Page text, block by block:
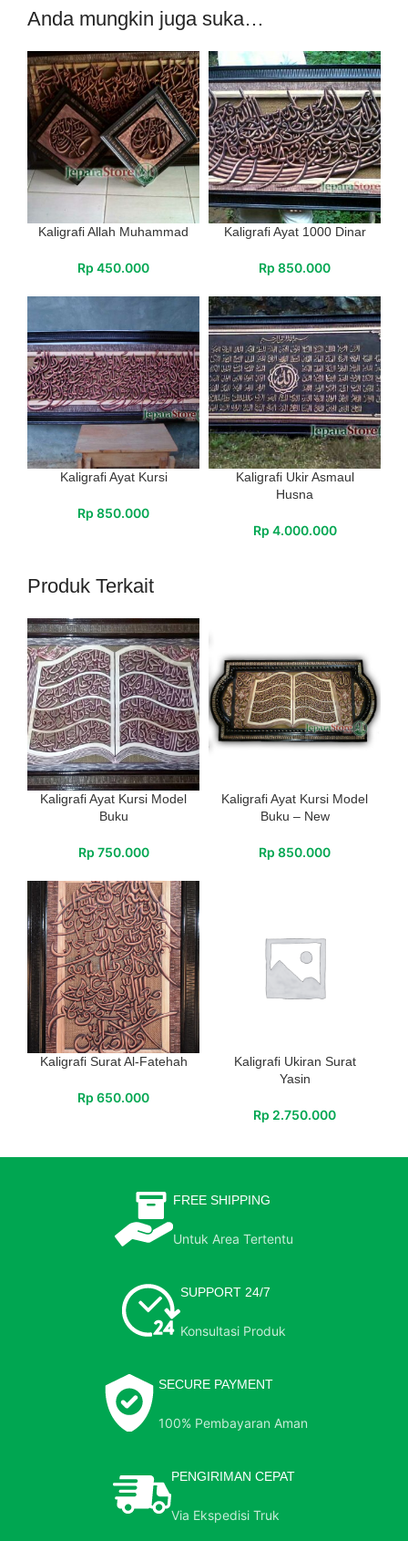
Anda mungkin juga suka…
Kaligrafi Allah Muhammad
Rp 450.000
Kaligrafi Ayat 1000 Dinar
Rp 850.000
Kaligrafi Ayat Kursi
Rp 850.000
Kaligrafi Ukir Asmaul
Husna
Rp 4.000.000
Produk Terkait
Kaligrafi Ayat Kursi Model
Buku
Rp 750.000
Kaligrafi Ayat Kursi Model
Buku – New
Rp 850.000
Kaligrafi Surat Al-Fatehah
Rp 650.000
Kaligrafi Ukiran Surat
Yasin
Rp 2.750.000
FREE SHIPPING
Untuk Area Tertentu
SUPPORT 24/7
Konsultasi Produk
SECURE PAYMENT
100% Pembayaran Aman
PENGIRIMAN CEPAT
Via Ekspedisi Truk